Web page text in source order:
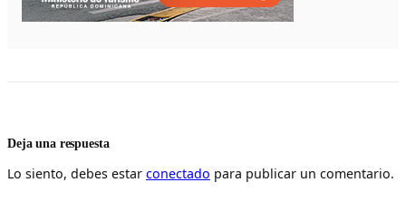
Deja una respuesta
Lo siento, debes estar conectado para publicar un comentario.